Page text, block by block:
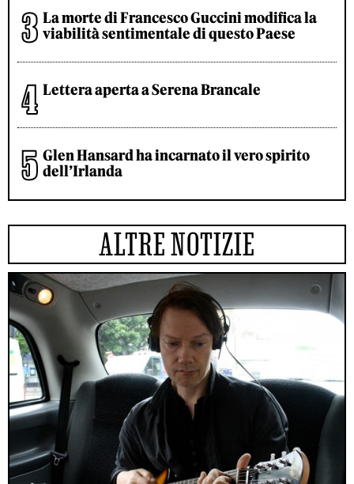
La morte di Francesco Guccini modifica la
viabilità sentimentale di questo Paese
Lettera aperta a Serena Brancale
Glen Hansard ha incarnato il vero spirito
dell’Irlanda
ALTRE NOTIZIE